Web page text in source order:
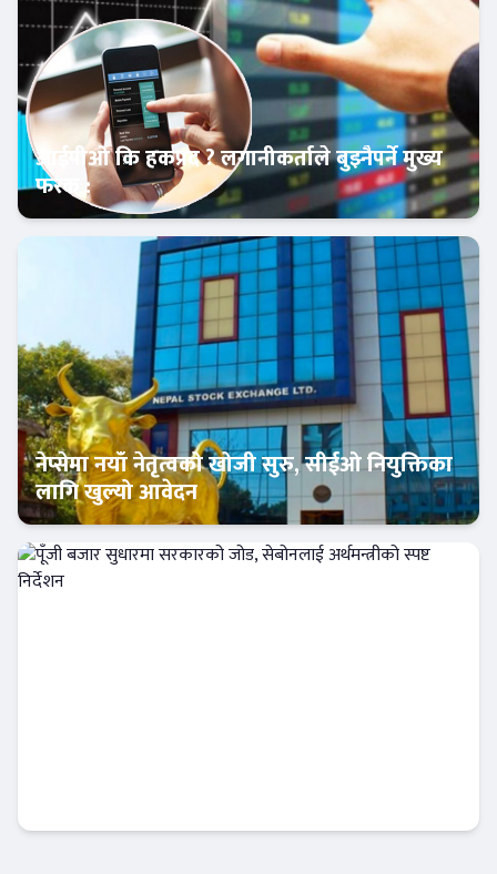
आईपीओ कि हकप्रद ? लगानीकर्ताले बुझ्नैपर्ने मुख्य
फरक :
अर्थतन्त्र
नेप्सेमा नयाँ नेतृत्वको खोजी सुरु, सीईओ नियुक्तिका
लागि खुल्यो आवेदन